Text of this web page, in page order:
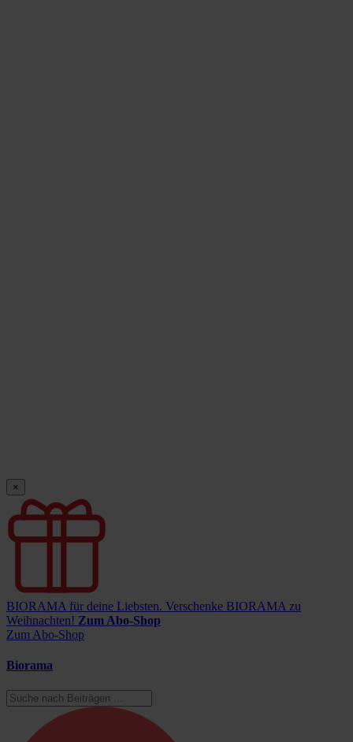
×
BIORAMA für deine Liebsten. Verschenke BIORAMA zu
Weihnachten! Zum Abo-Shop
Zum Abo-Shop
Biorama